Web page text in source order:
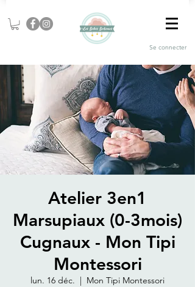
Se connecter
Atelier 3en1
Marsupiaux (0-3mois)
Cugnaux - Mon Tipi
Montessori
lun. 16 déc.
  |
Mon Tipi Montessori